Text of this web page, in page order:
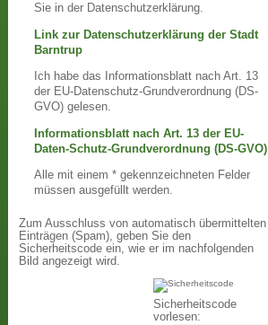
Sie in der Datenschutzerklärung.
Link zur Datenschutzerklärung der Stadt
Barntrup
Ich habe das Informationsblatt nach Art. 13
der EU-Datenschutz-Grundverordnung (DS-
GVO) gelesen.
Informationsblatt nach Art. 13 der EU-
Daten-Schutz-Grundverordnung (DS-GVO)
Alle mit einem * gekennzeichneten Felder
müssen ausgefüllt werden.
Zum Ausschluss von automatisch übermittelten
Einträgen (Spam), geben Sie den
Sicherheitscode ein, wie er im nachfolgenden
Bild angezeigt wird.
Sicherheitscode
vorlesen: